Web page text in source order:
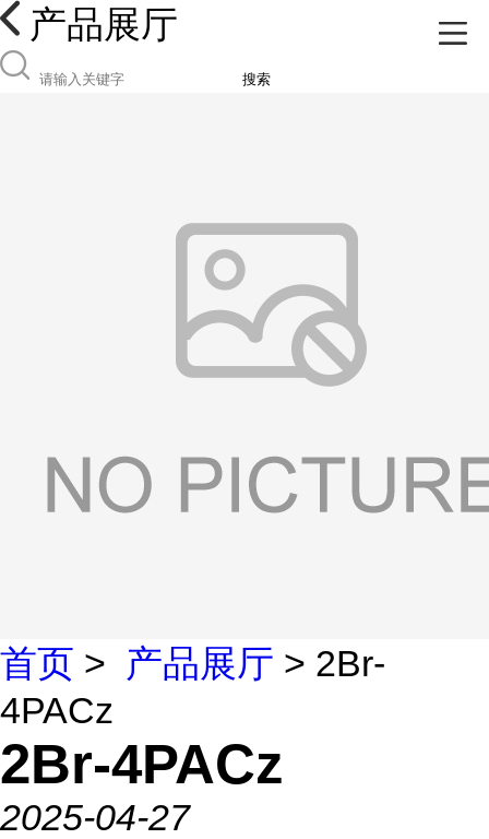
产品展厅
搜索
首页 > 产品展厅 > 2Br-
4PACz
2Br-4PACz
2025-04-27